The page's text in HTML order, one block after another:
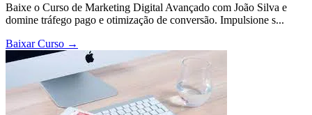
Baixe o Curso de Marketing Digital Avançado com João Silva e
domine tráfego pago e otimização de conversão. Impulsione s...
Baixar Curso →